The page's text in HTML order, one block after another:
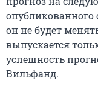
опубликованного
он не будет
выпускается
успешность
Вильфанд.